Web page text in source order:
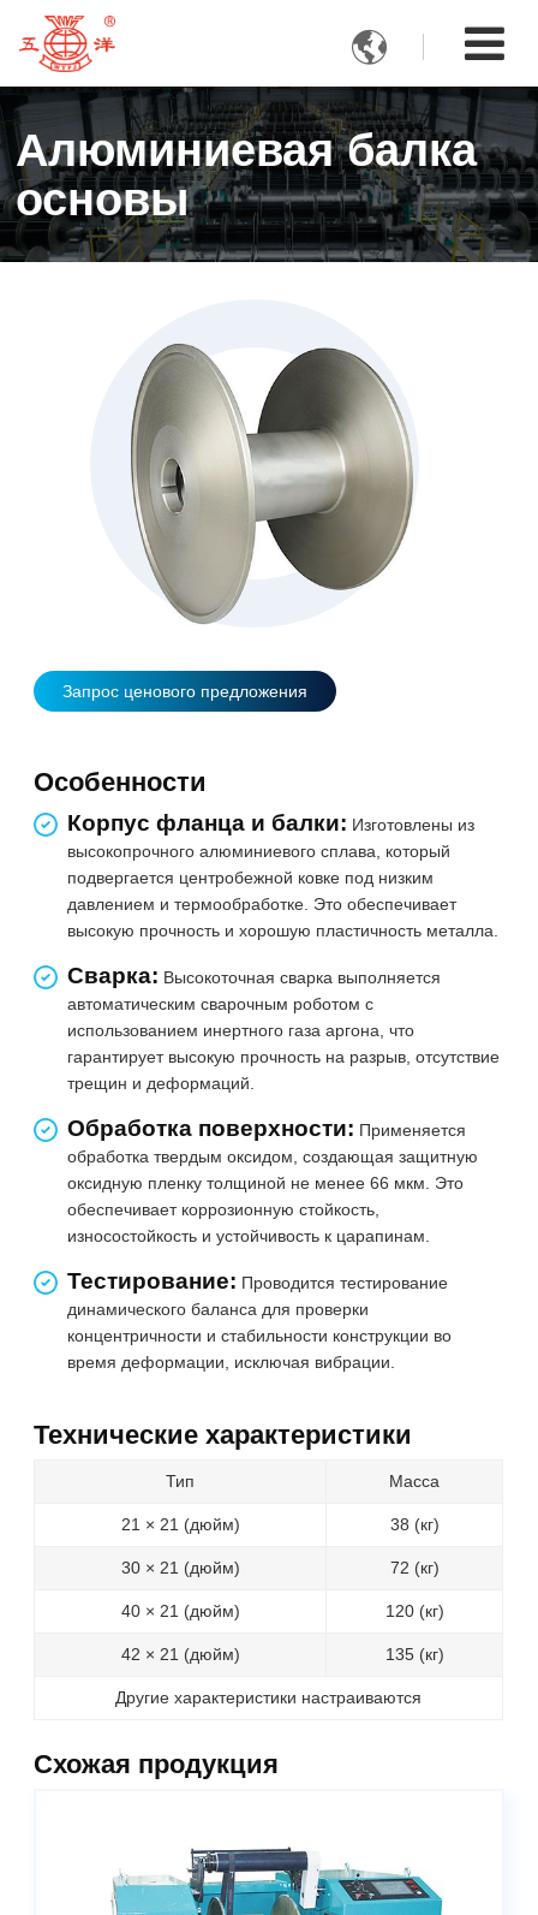

Алюминиевая балка
основы
Запрос ценового предложения
Особенности
Корпус фланца и балки: Изготовлены из
высокопрочного алюминиевого сплава, который
подвергается центробежной ковке под низким
давлением и термообработке. Это обеспечивает
высокую прочность и хорошую пластичность металла.
Сварка: Высокоточная сварка выполняется
автоматическим сварочным роботом с
использованием инертного газа аргона, что
гарантирует высокую прочность на разрыв, отсутствие
трещин и деформаций.
Обработка поверхности: Применяется
обработка твердым оксидом, создающая защитную
оксидную пленку толщиной не менее 66 мкм. Это
обеспечивает коррозионную стойкость,
износостойкость и устойчивость к царапинам.
Тестирование: Проводится тестирование
динамического баланса для проверки
концентричности и стабильности конструкции во
время деформации, исключая вибрации.
Технические характеристики
Тип Масса
21 × 21 (дюйм) 38 (кг)
30 × 21 (дюйм) 72 (кг)
40 × 21 (дюйм) 120 (кг)
42 × 21 (дюйм) 135 (кг)
Другие характеристики настраиваются
Схожая продукция